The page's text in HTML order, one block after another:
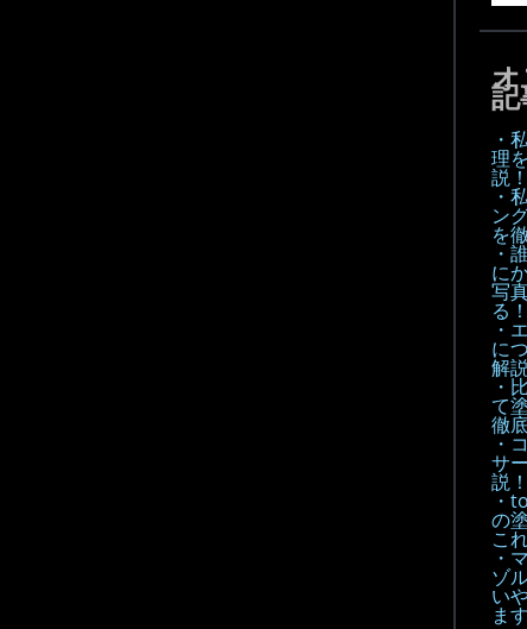
・
理
説
・
ン
を
・
に
写
る
・
に
解
・
て
徹
・
サ
説
・
の
こ
・
ゾ
い
ま